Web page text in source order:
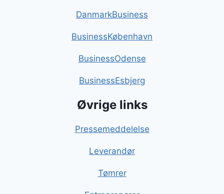
DanmarkBusiness
BusinessKøbenhavn
BusinessOdense
BusinessEsbjerg
Øvrige links
Pressemeddelelse
Leverandør
Tømrer